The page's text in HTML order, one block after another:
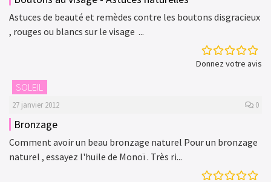
Astuces de beauté et remèdes contre les boutons disgracieux
, rouges ou blancs sur le visage ...
Donnez votre avis
SOLEIL
27 janvier 2012 0
Bronzage
Comment avoir un beau bronzage naturel Pour un bronzage
naturel , essayez l'huile de Monoï . Très ri...